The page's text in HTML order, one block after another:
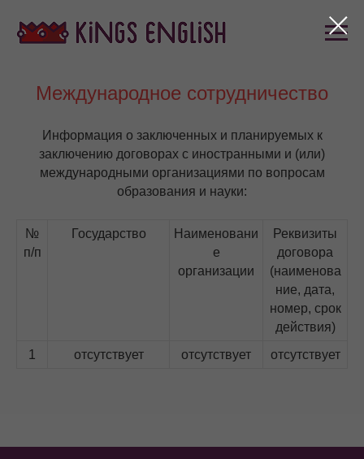
Международное сотрудничество
Информация о заключенных и планируемых к
заключению договорах с иностранными и (или)
международными организациями по вопросам
образования и науки:
№
п/п
Государство
Наименовани
е
организации
Реквизиты
договора
(наименова
ние, дата,
номер, срок
действия)
1
отсутствует отсутствует отсутствует